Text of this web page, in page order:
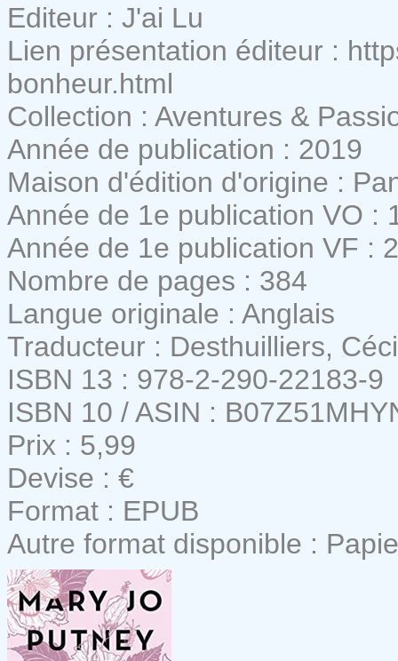
Editeur : J'ai Lu
Lien présentation éditeur :
bonheur.html
Collection : Aventures &
Année de publication : 2019
Maison d'édition d'origine :
Année de 1e publication VO :
Année de 1e publication VF :
Nombre de pages : 384
Langue originale : Anglais
Traducteur : Desthuilliers,
ISBN 13 : 978-2-290-22183-9
ISBN 10 / ASIN :
Prix : 5,99
Devise : €
Format : EPUB
Autre format disponible :